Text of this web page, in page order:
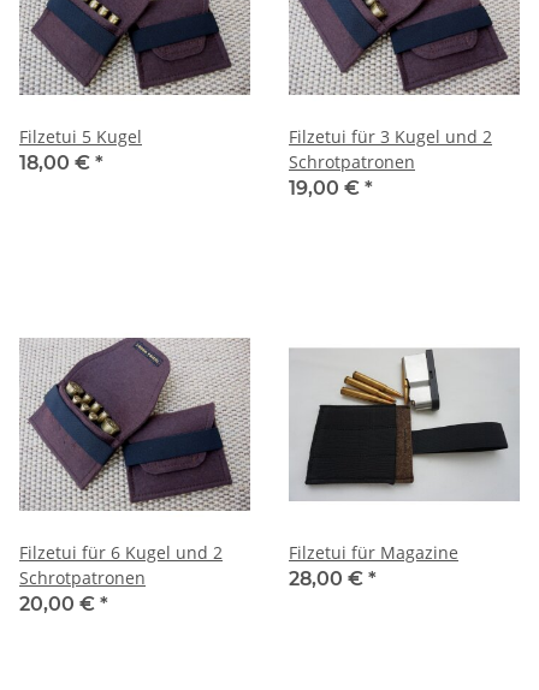
Filzetui 5 Kugel
18,00 € *
Filzetui für 3 Kugel und 2
Schrotpatronen
19,00 € *
Filzetui für 6 Kugel und 2
Schrotpatronen
20,00 € *
Filzetui für Magazine
28,00 € *